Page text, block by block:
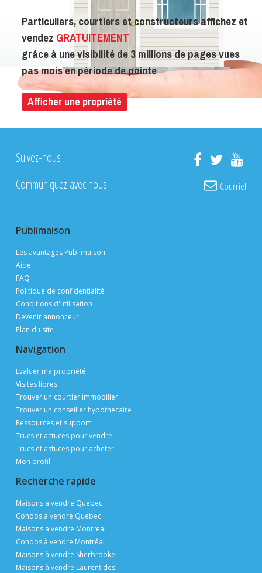
Particuliers, courtiers et constructeurs affichez et
vendez GRATUITEMENT
grâce à une visibilité de 3 millions de pages vues
pas mois en période de pointe
Afficher une propriété
Suivez-nous
Communiquez avec nous
Courriel
Publimaison
Les avantages Publimaison
Aide
FAQ
Politique de confidentialité
Conditions d'utilisation
Devenir annonceur
Plan du site
Navigation
Évaluer ma propriété
Visites libres
Trouver un courtier immobilier
Trouver un conseiller hypothécaire
Ressources et support
Trucs et actuces pour vendre
Trucs et astuces pour acheter
Mon profil
Recherche rapide
Maisons à vendre Québec
Condos à vendre Québec
Maisons à vendre Montréal
Condos à vendre Montréal
Maisons à vendre Sherbrooke
Maisons à vendre Laurentides